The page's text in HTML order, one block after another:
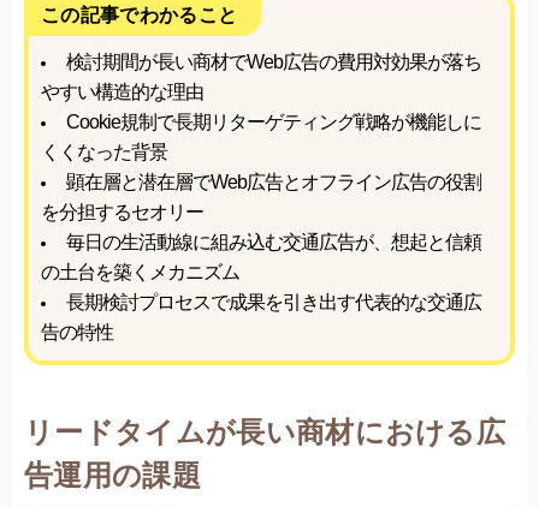
この記事でわかること
検討期間が長い商材でWeb広告の費用対効果が落ち
やすい構造的な理由
Cookie規制で長期リターゲティング戦略が機能しに
くくなった背景
顕在層と潜在層でWeb広告とオフライン広告の役割
を分担するセオリー
毎日の生活動線に組み込む交通広告が、想起と信頼
の土台を築くメカニズム
長期検討プロセスで成果を引き出す代表的な交通広
告の特性
リードタイムが長い商材における広
告運用の課題